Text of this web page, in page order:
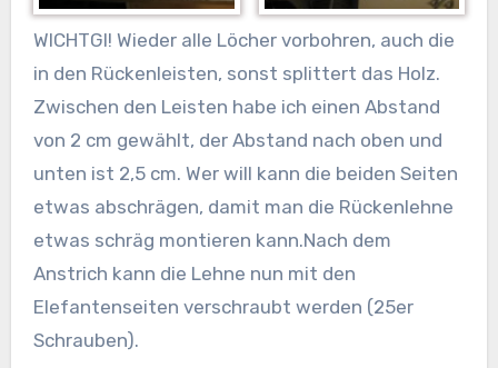
WICHTGI! Wieder alle Löcher vorbohren, auch die
in den Rückenleisten, sonst splittert das Holz.
Zwischen den Leisten habe ich einen Abstand
von 2 cm gewählt, der Abstand nach oben und
unten ist 2,5 cm. Wer will kann die beiden Seiten
etwas abschrägen, damit man die Rückenlehne
etwas schräg montieren kann.Nach dem
Anstrich kann die Lehne nun mit den
Elefantenseiten verschraubt werden (25er
Schrauben).